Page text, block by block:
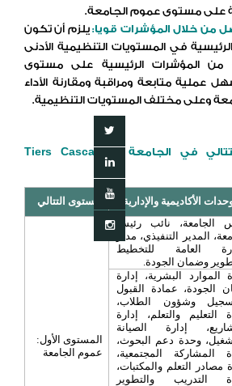
على مستوى عموم الجامعة.
من خلال المؤشرات قويا:يلزم أن تكون
في المستويات التنظيمية الأدنى
المؤشرات الرئيسية على مستوى
عملية متابعة ومراقبة ومقارنة الأداء
وعلى مختلف المستويات التنظيمية.
في الجامعة Tiers
Cascading
الأكاديمية والإدارية مستوى التتالي
الجامعة، نائب رئيس
المدير التنفيذي، مدير
العامة للتخطيط
وضمان الجودة.
المستوى الأول:
عموم الجامعة
الموارد البشرية، إدارة
الجودة، عمادة القبول
وشؤون الطلاب،
التعليم والتعلم، إدارة
إدارة الصيانة
وحدة دعم البحوث،
المشاركة المجتمعية،
مصادر التعلم والمكتبات،
التدريب والتطوير